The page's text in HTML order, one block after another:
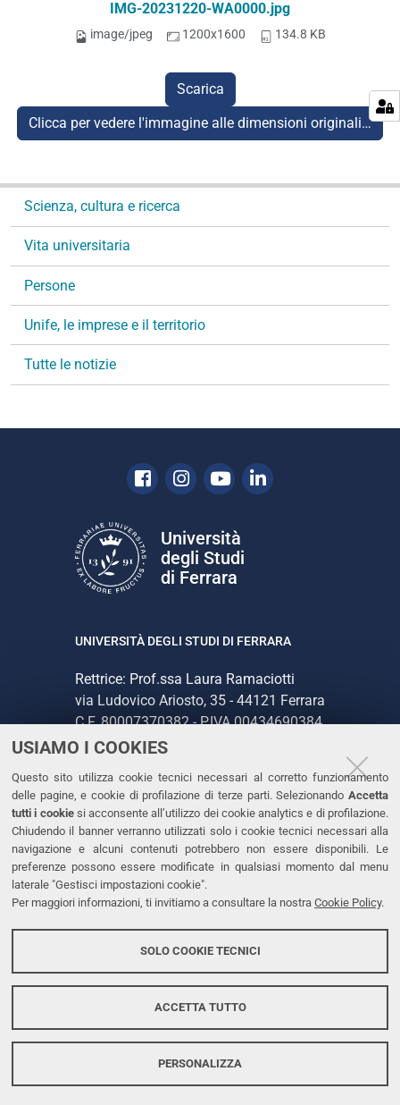
USIAMO I COOKIES
Questo sito utilizza cookie tecnici necessari al corretto funzionamento
delle pagine, e cookie di profilazione di terze parti. Selezionando Accetta
tutti i cookiesi acconsente all’utilizzo dei cookie analytics e di profilazione.
Chiudendo il banner verranno utilizzati solo i cookie tecnici necessari alla
navigazione e alcuni contenuti potrebbero non essere disponibili. Le
preferenze possono essere modificate in qualsiasi momento dal menu
laterale "Gestisci impostazioni cookie".
Per maggiori informazioni, ti invitiamo a consultare la nostra Cookie Policy.
SOLO COOKIE TECNICI
ACCETTA TUTTO
PERSONALIZZA
IMG-20231220-WA0000.jpg
image/jpeg 1200x1600 134.8 KB
Scarica
Clicca per vedere l'immagine alle dimensioni originali…
a
i
n
Scienza, cultura e ricerca
Vita universitaria
Persone
Unife, le imprese e il territorio
Tutte le notizie
Facebook
Instagram
YoutubeLinkedin
Università
degli Studi
di Ferrara
UNIVERSITÀ DEGLI STUDI DI FERRARA
Rettrice: Prof.ssa Laura Ramaciotti
via Ludovico Ariosto, 35 - 44121 Ferrara
C.F. 80007370382 - P.IVA 00434690384
CONTATTI
Tel. +39 0532 293111
Fax. +39 0532 293031
PEC
LINKS
Accessibilità
Protezione dati personali